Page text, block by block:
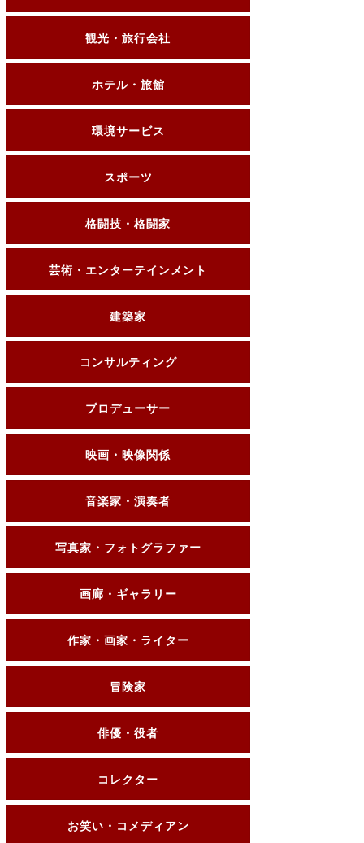
観光・旅行会社
ホテル・旅館
環境サービス
スポーツ
格闘技・格闘家
芸術・エンターテインメント
建築家
コンサルティング
プロデューサー
映画・映像関係
音楽家・演奏者
写真家・フォトグラファー
画廊・ギャラリー
作家・画家・ライター
冒険家
俳優・役者
コレクター
お笑い・コメディアン